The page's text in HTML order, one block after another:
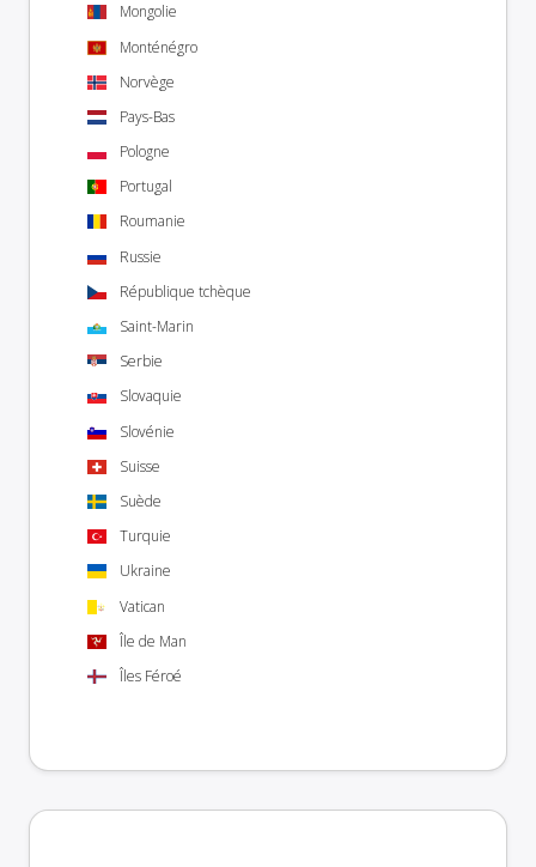
Mongolie
Monténégro
Norvège
Pays-Bas
Pologne
Portugal
Roumanie
Russie
République tchèque
Saint-Marin
Serbie
Slovaquie
Slovénie
Suisse
Suède
Turquie
Ukraine
Vatican
Île de Man
Îles Féroé